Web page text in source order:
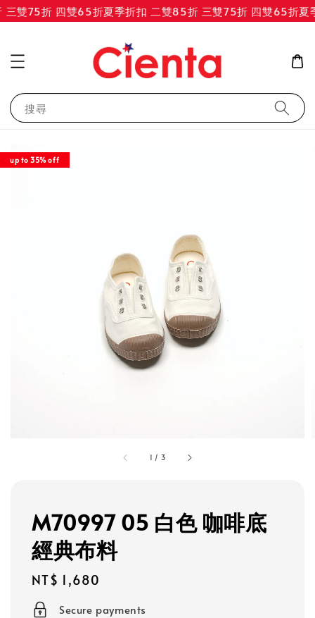
雙75折 四雙65折夏季折扣 二雙85折 三雙75折 四雙65折夏
搜尋
1 / 3
up to 35% off
M70997 05 白色 咖啡底
經典布料
Regular
price
NT$ 1,680
Secure payments